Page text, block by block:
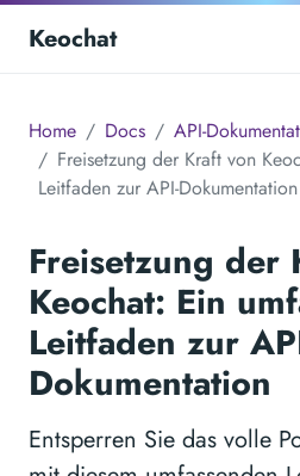
Keochat
Home Docs
API-
Freisetzung der Kraft von
Leitfaden zur API-Dokumentation
Freisetzung der
Keochat: Ein
Leitfaden zur
Dokumentation
Entsperren Sie das volle